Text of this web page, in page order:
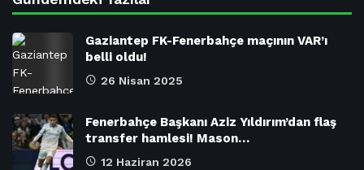
Gaziantep FK-Fenerbahçe maçının VAR’ı
belli oldu!
26 Nisan 2025
Fenerbahçe Başkanı Aziz Yıldırım’dan flaş
transfer hamlesi! Mason…
12 Haziran 2026